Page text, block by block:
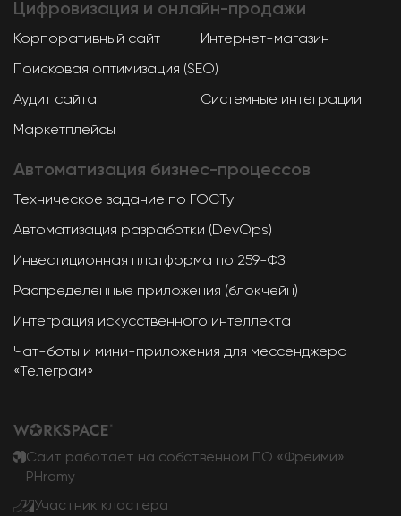
Цифровизация и онлайн-продажи
Корпоративный сайт Интернет-магазин
Поисковая оптимизация (SEO)
Аудит сайта Системные интеграции
Маркетплейсы
Автоматизация бизнес-процессов
Техническое задание по ГОСТу
Автоматизация разработки (DevOps)
Инвестиционная платформа по 259-ФЗ
Распределенные приложения (блокчейн)
Интеграция искусственного интеллекта
Чат-боты и мини-приложения для мессенджера
«Телеграм»
Сайт работает на собственном ПО «Фрейми»
PHramy
Участник кластера